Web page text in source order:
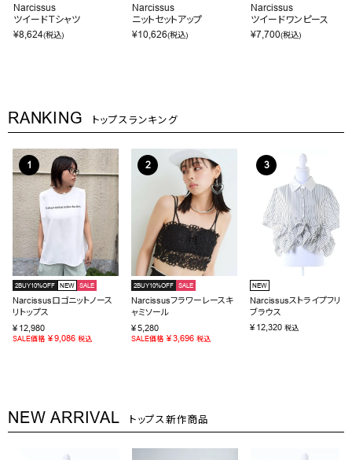
Narcissus
ツイードＴシャツ
¥8,624(税込)
Narcissus
ニットセットアップ
¥10,626(税込)
Narcissus
ツイードワンピース
¥7,700(税込)
RANKING トップスランキング
2BUY10%OFF NEW SALE
Narcissusロゴニットノース
リトップス
¥ 12,980
SALE価格 ¥9,086 税込
2BUY10%OFF SALE
Narcissusフラワーレースキ
ャミソール
¥5,280
SALE価格 ¥3,696 税込
NEW
Narcissusストライプフリル
ブラウス
¥ 12,320 税込
NEW ARRIVAL トップス新作商品